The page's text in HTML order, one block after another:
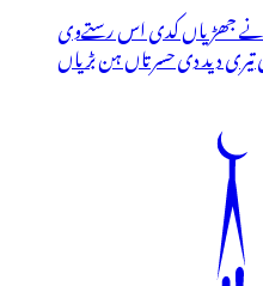
نے جھڑیاں کدی اس رستےوی
تیری دید دی حسرتاں ہن بڑیاں